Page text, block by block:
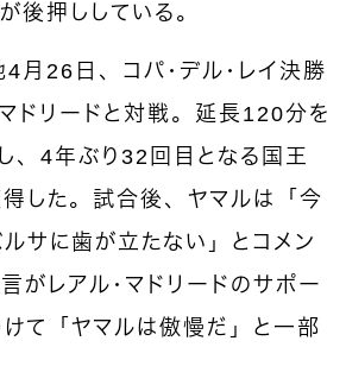
後押ししている。
月26日、コパ・デル・レイ決勝
ドリードと対戦。延長120分を
、4年ぶり32回目となる国王
した。試合後、ヤマルは「今
サに歯が立たない」とコメン
がレアル・マドリードのサポー
て「ヤマルは傲慢だ」と一部